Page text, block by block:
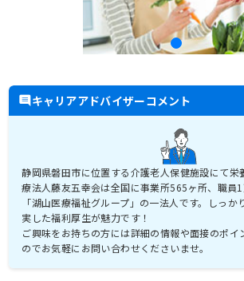
キャリアアドバイザーコメント
静岡県磐田市に位置する介護老人保健施設にて栄
療法人藤友五幸会は全国に事業所565ヶ所、職員
「湖山医療福祉グループ」の一法人です。しっか
実した福利厚生が魅力です！
ご興味をお持ちの方には詳細の情報や面接のポイ
のでお気軽にお問い合わせくださいませ。